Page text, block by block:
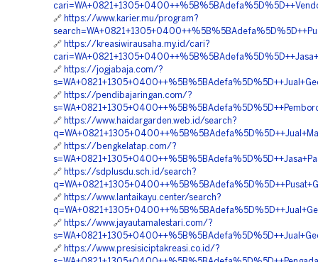
🔗 https://www.karier.mu/program?
🔗 https://kreasiwirausaha.my.id/cari?
🔗 https://jogjabaja.com/?
🔗 https://pendibajaringan.com/?
🔗 https://www.haidargarden.web.id/search?
🔗 https://bengkelatap.com/?
🔗 https://sdplusdu.sch.id/search?
🔗 https://www.lantaikayu.center/search?
🔗 https://www.jayautamalestari.com/?
🔗 https://www.presisiciptakreasi.co.id/?